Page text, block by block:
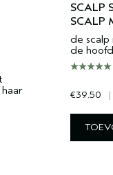
SCALP
SCALP
de scalp
de
€39.50 |